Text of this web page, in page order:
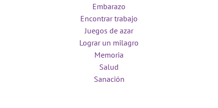
Embarazo
Encontrar trabajo
Juegos de azar
Lograr un milagro
Memoria
Salud
Sanación